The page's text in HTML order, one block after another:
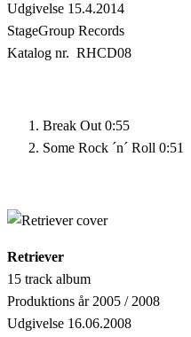
Udgivelse 15.4.2014
StageGroup Records
Katalog nr. RHCD08
Break Out 0:55
Some Rock ´n´ Roll 0:51
Retriever
15 track album
Produktions år 2005 / 2008
Udgivelse 16.06.2008